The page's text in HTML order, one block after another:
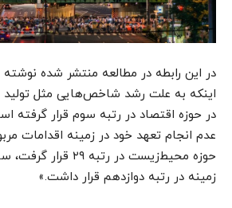
در این رابطه در مطالعه منتشر شده
اینکه به علت رشد شاخص‌هایی مثل تولید
در حوزه اقتصاد در رتبه سوم قرار گرفته
عدم انجام تعهد خود در زمینه اقدامات
حوزه محیط‌زیست در
زمینه در رتبه دوازدهم قرار داشت.»